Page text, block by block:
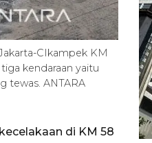
CIkampek KM
kendaraan yaitu
tewas. ANTARA
di KM 58